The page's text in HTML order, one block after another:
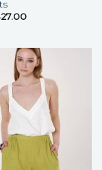
27.00